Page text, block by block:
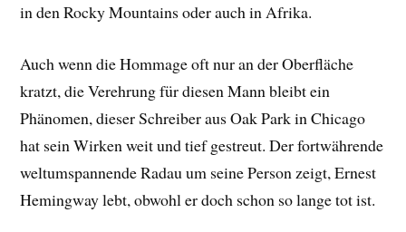
in den Rocky Mountains oder auch in Afrika.
Auch wenn die Hommage oft nur an der Oberfläche
kratzt, die Verehrung für diesen Mann bleibt ein
Phänomen, dieser Schreiber aus Oak Park in Chicago
hat sein Wirken weit und tief gestreut. Der fortwährende
weltumspannende Radau um seine Person zeigt, Ernest
Hemingway lebt, obwohl er doch schon so lange tot ist.